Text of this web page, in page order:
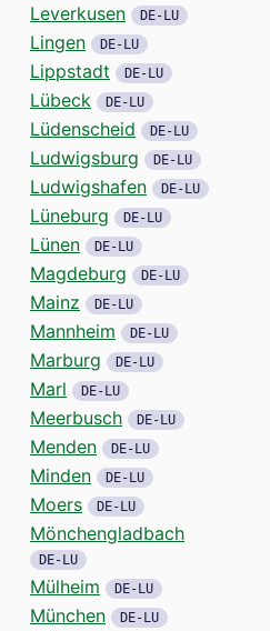
Leverkusen DE-LU
Lingen DE-LU
Lippstadt DE-LU
Lübeck DE-LU
Lüdenscheid DE-LU
Ludwigsburg DE-LU
Ludwigshafen DE-LU
Lüneburg DE-LU
Lünen DE-LU
Magdeburg DE-LU
Mainz DE-LU
Mannheim DE-LU
Marburg DE-LU
Marl DE-LU
Meerbusch DE-LU
Menden DE-LU
Minden DE-LU
Moers DE-LU
Mönchengladbach
DE-LU
Mülheim DE-LU
München DE-LU